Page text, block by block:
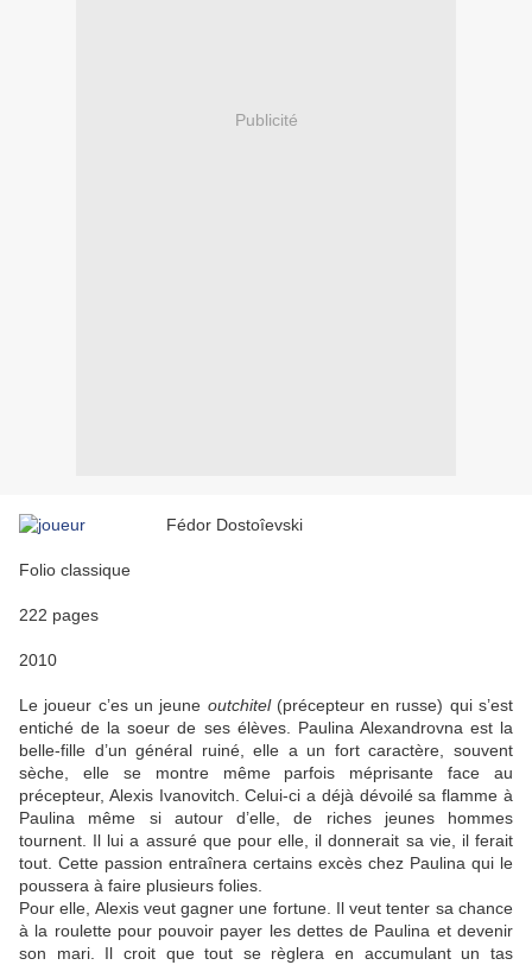
Publicité
Fédor Dostoîevski
Folio classique
222 pages
2010
Le joueur c’es un jeune outchitel (précepteur en russe) qui s’est
entiché de la soeur de ses élèves. Paulina Alexandrovna est la
belle-fille d’un général ruiné, elle a un fort caractère, souvent
sèche, elle se montre même parfois méprisante face au
précepteur, Alexis Ivanovitch. Celui-ci a déjà dévoilé sa flamme à
Paulina même si autour d’elle, de riches jeunes hommes
tournent. Il lui a assuré que pour elle, il donnerait sa vie, il ferait
tout. Cette passion entraînera certains excès chez Paulina qui le
poussera à faire plusieurs folies.
Pour elle, Alexis veut gagner une fortune. Il veut tenter sa chance
à la roulette pour pouvoir payer les dettes de Paulina et devenir
son mari. Il croit que tout se règlera en accumulant un tas